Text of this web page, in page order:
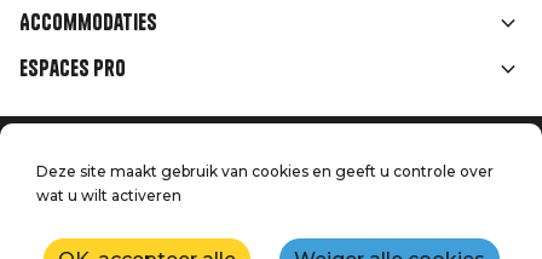
Accommodaties
Espaces Pro
Menu
Juridische informatie
Druk op
Neem contact met ons op
Deze site maakt gebruik van cookies en geeft u controle over
wat u wilt activeren